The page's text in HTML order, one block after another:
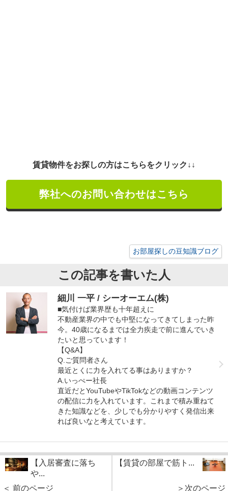
賃貸物件をお探しの方はこちらをクリック↓↓
弊社へのお問い合わせはこちら
お部屋探しの豆知識ブログ
この記事を書いた人
細川 一平 / シーオーエム(株)
■気付けば業界歴も十年超えに
不動産業界の中でも中堅になってきてしまった昨
今。40歳になるまでは全力疾走で前に進んでいき
たいと思っています！
【Q&A】
Q.ご質問者さん
最近とくに力を入れてる事はありますか？
A.いっぺー社長
直近だとYouTubeやTikTokなどの動画コンテンツ
の配信に力を入れています。これまで積み重ねて
きた知識などを、少しでも分かりやすく発信出来
れば良いなと考えています。
【入居審査に落ち
や...
＜ 前のページ
【賃貸の部屋で筋ト...
＞次のページ